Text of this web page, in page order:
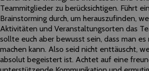
Teammitglieder zu berücksichtigen. Führt
Brainstorming durch, um herauszufinden,
Aktivitäten und Veranstaltungsorten das
sollte euch aber bewusst sein, dass man
machen kann. Also seid nicht enttäuscht,
absolut begeistert ist. Achtet auf eine